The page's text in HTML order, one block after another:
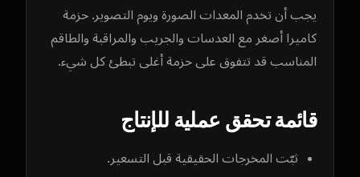
يجب أن تخدم المعدات الصورة ويوم التصوير. حزمة
كاميرا أصغر مع العدسات والجريب والمراقبة والطاقم
المناسب قد تتفوق على حزمة أغلى تبطئ كل شيء.
قائمة تحقق عملية للإنتاج
ثبّت المخرجات الحقيقية قبل التسعير.